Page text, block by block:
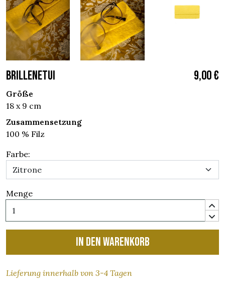
BRILLENETUI 9,00 €
Größe
18 x 9 cm
Zusammensetzung
100 % Filz
Farbe:
Menge
In den Warenkorb
Lieferung innerhalb von 3-4 Tagen